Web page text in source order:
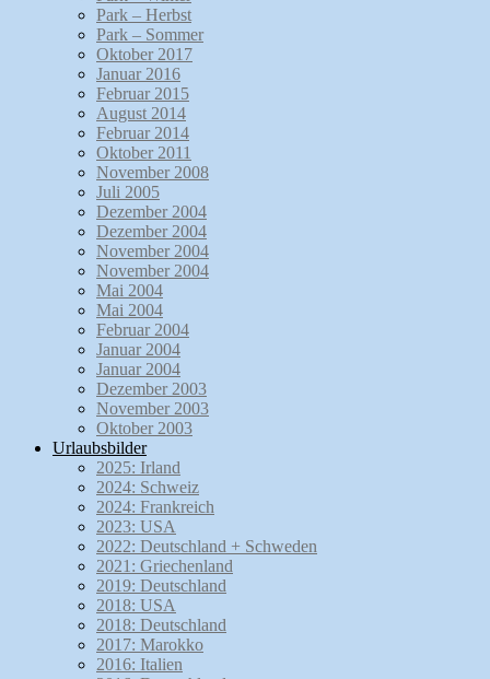
Park – Herbst
Park – Sommer
Oktober 2017
Januar 2016
Februar 2015
August 2014
Februar 2014
Oktober 2011
November 2008
Juli 2005
Dezember 2004
Dezember 2004
November 2004
November 2004
Mai 2004
Mai 2004
Februar 2004
Januar 2004
Januar 2004
Dezember 2003
November 2003
Oktober 2003
Urlaubsbilder
2025: Irland
2024: Schweiz
2024: Frankreich
2023: USA
2022: Deutschland + Schweden
2021: Griechenland
2019: Deutschland
2018: USA
2018: Deutschland
2017: Marokko
2016: Italien